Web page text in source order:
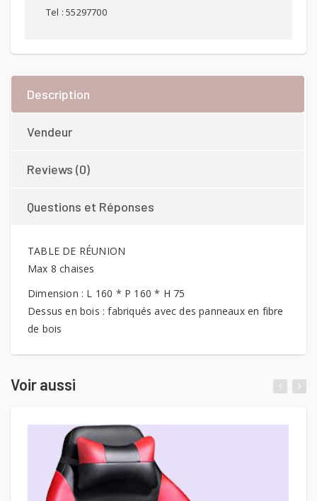
Tel : 55297700
Description
Vendeur
Reviews (0)
Questions et Réponses
TABLE DE RÉUNION
Max 8 chaises
Dimension : L 160 * P 160 * H 75
Dessus en bois : fabriqués avec des panneaux en fibre
de bois
Voir aussi